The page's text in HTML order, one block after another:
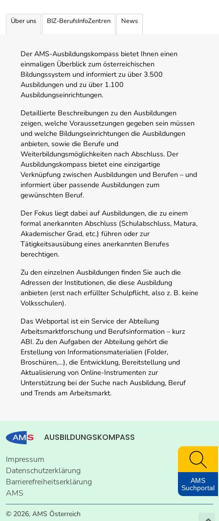
Über uns BIZ-BerufsInfoZentren News
Der AMS-Ausbildungskompass bietet Ihnen einen
einmaligen Überblick zum österreichischen
Bildungssystem und informiert zu über 3.500
Ausbildungen und zu über 1.100
Ausbildungseinrichtungen.
Detaillierte Beschreibungen zu den Ausbildungen
zeigen, welche Voraussetzungen gegeben sein müssen
und welche Bildungseinrichtungen die Ausbildungen
anbieten, sowie die Berufe und
Weiterbildungsmöglichkeiten nach Abschluss. Der
Ausbildungskompass bietet eine einzigartige
Verknüpfung zwischen Ausbildungen und Berufen – und
informiert über passende Ausbildungen zum
gewünschten Beruf.
Der Fokus liegt dabei auf Ausbildungen, die zu einem
formal anerkannten Abschluss (Schulabschluss, Matura,
Akademischer Grad, etc.) führen oder zur
Tätigkeitsausübung eines anerkannten Berufes
berechtigen.
Zu den einzelnen Ausbildungen finden Sie auch die
Adressen der Institutionen, die diese Ausbildung
anbieten (erst nach erfüllter Schulpflicht, also z. B. keine
Volksschulen).
Das Webportal ist ein Service der Abteilung
Arbeitsmarktforschung und Berufsinformation – kurz
ABI. Zu den Aufgaben der Abteilung gehört die
Erstellung von Informationsmaterialien (Folder,
Broschüren,…), die Entwicklung, Bereitstellung und
Aktualisierung von Online-Instrumenten zur
Unterstützung bei der Suche nach Ausbildung, Beruf
und Trends am Arbeitsmarkt.
AUSBILDUNGSKOMPASS
Impressum
Datenschutzerklärung
Barrierefreiheitserklärung
AMS
© 2026, AMS Österreich
AMS
Suchportal